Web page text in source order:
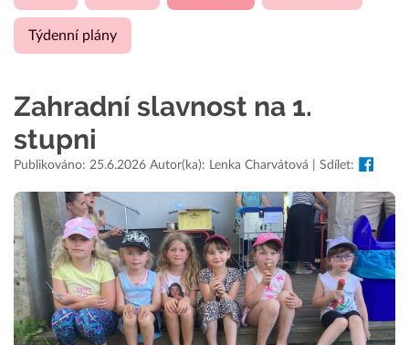
Týdenní plány
Zahradní slavnost na 1.
stupni
Publikováno: 25.6.2026 Autor(ka): Lenka Charvátová | Sdílet: